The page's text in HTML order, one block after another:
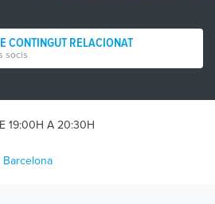
CONTINGUT RELACIONAT
socis
19:00H A 20:30H
Barcelona